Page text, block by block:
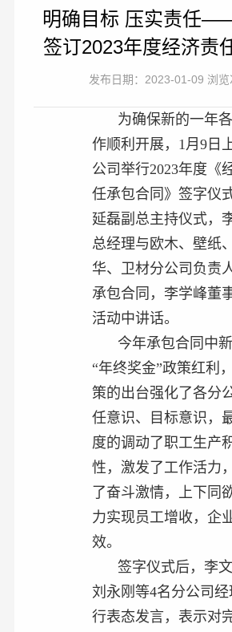
明确目标 压实责任
签订2023年度经济责
发布日期：2023-01-09 浏览
为确保新的一年
作顺利开展，1月9日
公司举行2023年度《
任承包合同》签字仪
延磊副总主持仪式，
总经理与欧木、壁纸
华、卫材分公司负责
承包合同，李学峰董
活动中讲话。
今年承包合同中
“年终奖金”政策红利
策的出台强化了各分
任意识、目标意识，
度的调动了职工生产
性，激发了工作活力
了奋斗激情，上下同
力实现员工增收，企
效。
签字仪式后，李文
刘永刚等4名分公司经
行表态发言，表示对